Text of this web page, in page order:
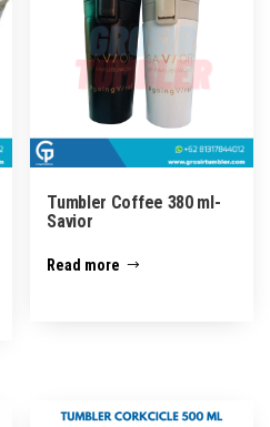
Tumbler Coffee 380 ml-
Savior
Read more